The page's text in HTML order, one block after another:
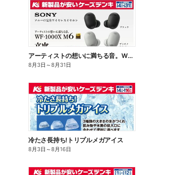
アーティストの想いに満ちる音。WF-1000X M6
8月3日 ～8月31日
冷たさ長持ち!トリプルメガアイス
8月3日 ～8月16日